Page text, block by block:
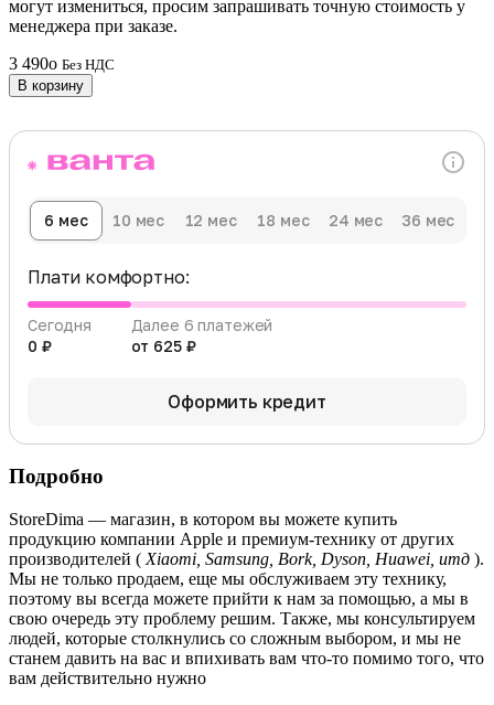
могут измениться, просим запрашивать точную стоимость у
менеджера при заказе.
3 490o Без НДС
В корзину
6 мес 10 мес 12 мес 18 мес 24 мес 36 мес
Плати комфортно:
Сегодня
0 ₽
Далее 6 платежей
от 625 ₽
Оформить кредит
Подробно
StoreDima — магазин, в котором вы можете купить
продукцию компании Apple и премиум-технику от других
производителей ( Xiaomi, Samsung, Bork, Dyson, Huawei, итд ).
Мы не только продаем, еще мы обслуживаем эту технику,
поэтому вы всегда можете прийти к нам за помощью, а мы в
свою очередь эту проблему решим. Также, мы консультируем
людей, которые столкнулись со сложным выбором, и мы не
станем давить на вас и впихивать вам что-то помимо того, что
вам действительно нужно